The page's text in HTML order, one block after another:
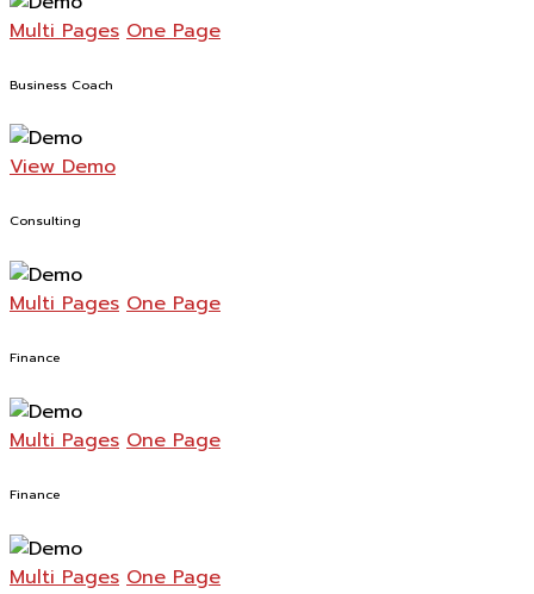
Multi Pages One Page
Business Coach
View Demo
Consulting
Multi Pages One Page
Finance
Multi Pages One Page
Finance
Multi Pages One Page